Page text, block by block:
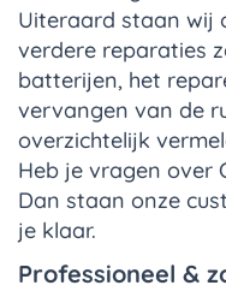
Uiteraard staan wij
verdere reparaties
batterijen, het
vervangen van de
overzichtelijk
Heb je vragen over
Dan staan onze
je klaar.
Professioneel &